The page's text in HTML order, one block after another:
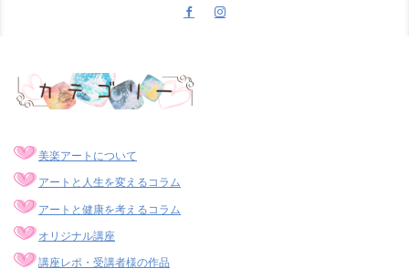
美楽アートについて
アートと人生を変えるコラム
アートと健康を考えるコラム
オリジナル講座
講座レポ・受講者様の作品